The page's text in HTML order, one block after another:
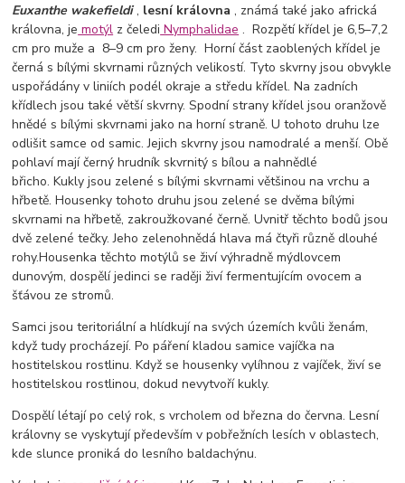
Euxanthe wakefieldi, lesní královna , známá také jako africká
královna, je motýl z čeledi Nymphalidae . Rozpětí křídel je 6,5–7,2
cm pro muže a 8–9 cm pro ženy. Horní část zaoblených křídel je
černá s bílými skvrnami různých velikostí. Tyto skvrny jsou obvykle
uspořádány v liniích podél okraje a středu křídel. Na zadních
křídlech jsou také větší skvrny. Spodní strany křídel jsou oranžově
hnědé s bílými skvrnami jako na horní straně. U tohoto druhu lze
odlišit samce od samic. Jejich skvrny jsou namodralé a menší. Obě
pohlaví mají černý hrudník skvrnitý s bílou a nahnědlé
břicho. Kukly jsou zelené s bílými skvrnami většinou na vrchu a
hřbetě. Housenky tohoto druhu jsou zelené se dvěma bílými
skvrnami na hřbetě, zakroužkované černě. Uvnitř těchto bodů jsou
dvě zelené tečky. Jeho zelenohnědá hlava má čtyři různě dlouhé
rohy.Housenka těchto motýlů se živí výhradně mýdlovcem
dunovým, dospělí jedinci se raději živí fermentujícím ovocem a
šťávou ze stromů.
Samci jsou teritoriální a hlídkují na svých územích kvůli ženám,
když tudy procházejí. Po páření kladou samice vajíčka na
hostitelskou rostlinu. Když se housenky vylíhnou z vajíček, živí se
hostitelskou rostlinou, dokud nevytvoří kukly.
Dospělí létají po celý rok, s vrcholem od března do června. Lesní
královny se vyskytují především v pobřežních lesích v oblastech,
kde slunce proniká do lesního baldachýnu.